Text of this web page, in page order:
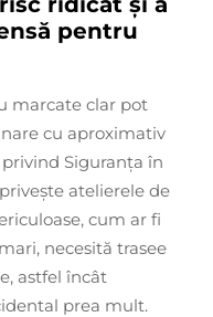
pentru
marcate clar pot
cu aproximativ
Siguranța în
atelierele de
cum ar fi
necesită trasee
astfel încât
prea mult.